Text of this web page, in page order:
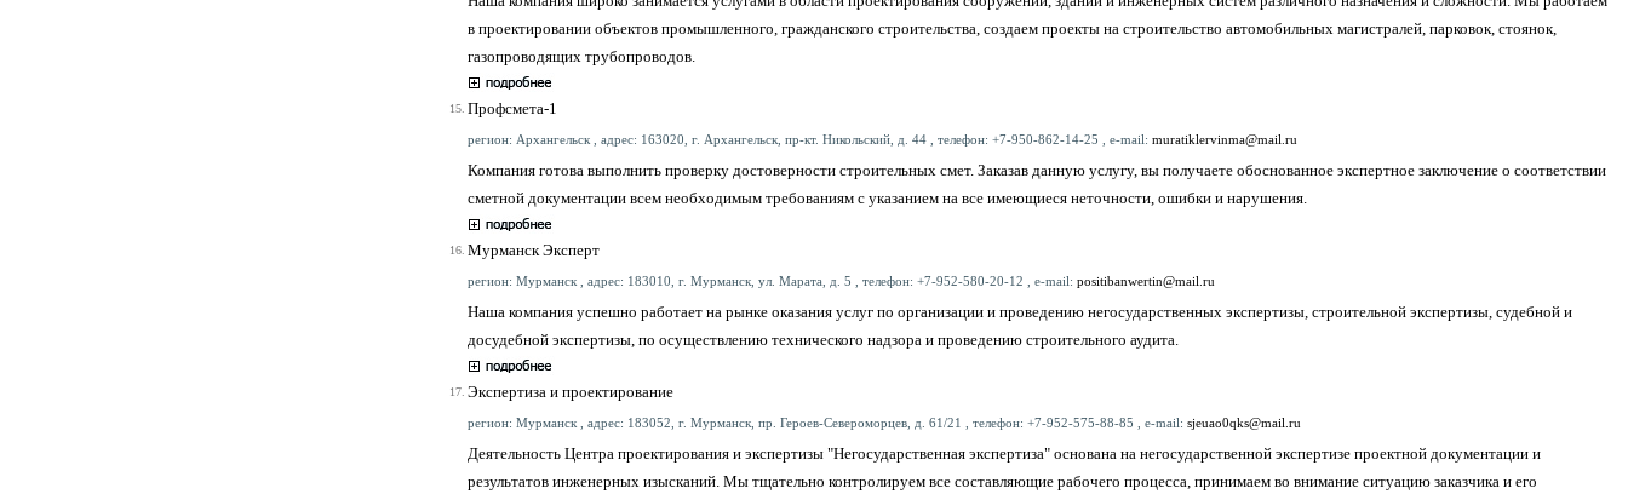
в проектировании объектов промышленного, гражданского строительства, создаем проекты на строительство автомобильных магистралей, парковок, стоянок,
газопроводящих трубопроводов.
15. Профсмета-1
регион: Архангельск , адрес: 163020, г. Архангельск, пр-кт. Никольский, д. 44 , телефон: +7-950-862-14-25 , e-mail: muratiklervinma@mail.ru
Компания готова выполнить проверку достоверности строительных смет. Заказав данную услугу, вы получаете обоснованное экспертное заключение о соответствии
сметной документации всем необходимым требованиям с указанием на все имеющиеся неточности, ошибки и нарушения.
16. Мурманск Эксперт
регион: Мурманск , адрес: 183010, г. Мурманск, ул. Марата, д. 5 , телефон: +7-952-580-20-12 , e-mail: positibanwertin@mail.ru
Наша компания успешно работает на рынке оказания услуг по организации и проведению негосударственных экспертизы, строительной экспертизы, судебной и
досудебной экспертизы, по осуществлению технического надзора и проведению строительного аудита.
17. Экспертиза и проектирование
регион: Мурманск , адрес: 183052, г. Мурманск, пр. Героев-Североморцев, д. 61/21 , телефон: +7-952-575-88-85 , e-mail: sjeuao0qks@mail.ru
Деятельность Центра проектирования и экспертизы "Негосударственная экспертиза" основана на негосударственной экспертизе проектной документации и
результатов инженерных изысканий. Мы тщательно контролируем все составляющие рабочего процесса, принимаем во внимание ситуацию заказчика и его